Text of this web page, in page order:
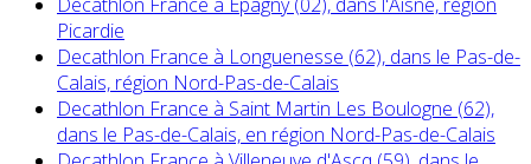
Picardie
Decathlon France à Longuenesse (62), dans le Pas-de-
Calais, région Nord-Pas-de-Calais
Decathlon France à Saint Martin Les Boulogne (62),
dans le Pas-de-Calais, en région Nord-Pas-de-Calais